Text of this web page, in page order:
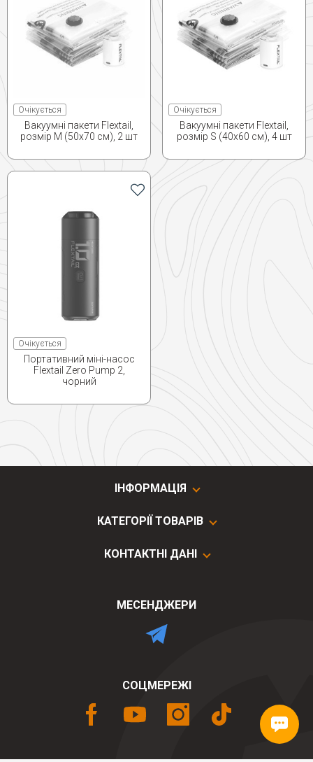
Очікується
Вакуумні пакети Flextail,
розмір M (50х70 см), 2 шт
Очікується
Вакуумні пакети Flextail,
розмір S (40х60 см), 4 шт
Очікується
Портативний міні-насос
Flextail Zero Pump 2,
чорний
ІНФОРМАЦІЯ
КАТЕГОРІЇ ТОВАРІВ
КОНТАКТНІ ДАНІ
МЕСЕНДЖЕРИ
СОЦМЕРЕЖІ